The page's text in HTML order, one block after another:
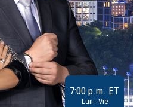
7:00 p.m. ET
Lun - Vie